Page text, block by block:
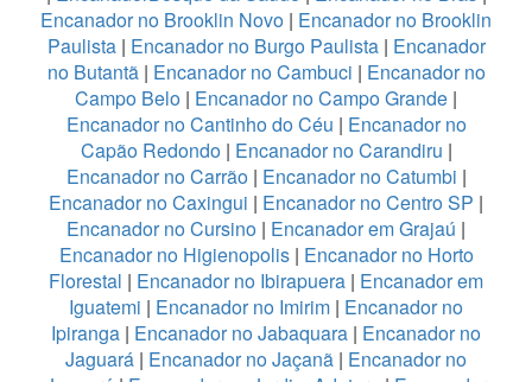
Encanador no Brooklin Novo | Encanador no Brooklin
Paulista| Encanador no Burgo Paulista| Encanador
no Butantã| Encanador no Cambuci | Encanador no
Campo Belo | Encanador no Campo Grande |
Encanador no Cantinho do Céu | Encanador no
Capão Redondo| Encanador no Carandiru |
Encanador no Carrão| Encanador no Catumbi |
Encanador no Caxingui | Encanador no Centro SP |
Encanador no Cursino | Encanador em Grajaú |
Encanador no Higienopolis| Encanador no Horto
Florestal | Encanador no Ibirapuera | Encanador em
Iguatemi | Encanador no Imirim | Encanador no
Ipiranga | Encanador no Jabaquara | Encanador no
Jaguará | Encanador no Jaçanã | Encanador no